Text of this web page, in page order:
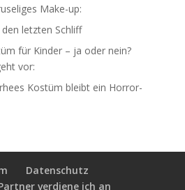
Make-up:
letzten Schliff
für Kinder – ja oder nein?
vor:
Kostüm bleibt ein Horror-
Datenschutz
verdiene ich an